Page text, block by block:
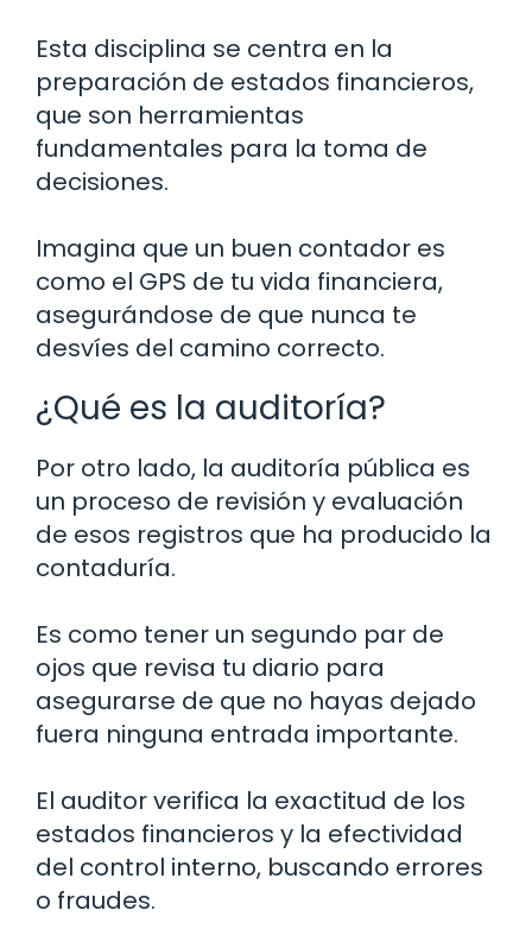
Esta disciplina se centra en la
preparación de estados financieros,
que son herramientas
fundamentales para la toma de
decisiones.
Imagina que un buen contador es
como el GPS de tu vida financiera,
asegurándose de que nunca te
desvíes del camino correcto.
¿Qué es la auditoría?
Por otro lado, la auditoría pública es
un proceso de revisión y evaluación
de esos registros que ha producido la
contaduría.
Es como tener un segundo par de
ojos que revisa tu diario para
asegurarse de que no hayas dejado
fuera ninguna entrada importante.
El auditor verifica la exactitud de los
estados financieros y la efectividad
del control interno, buscando errores
o fraudes.